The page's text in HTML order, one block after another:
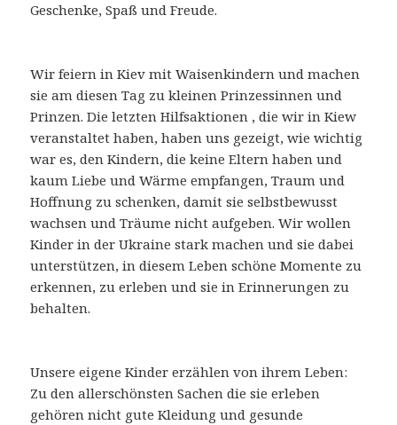
Geschenke, Spaß und Freude.
Wir feiern in Kiev mit Waisenkindern und machen
sie am diesen Tag zu kleinen Prinzessinnen und
Prinzen. Die letzten Hilfsaktionen , die wir in Kiew
veranstaltet haben, haben uns gezeigt, wie wichtig
war es, den Kindern, die keine Eltern haben und
kaum Liebe und Wärme empfangen, Traum und
Hoffnung zu schenken, damit sie selbstbewusst
wachsen und Träume nicht aufgeben. Wir wollen
Kinder in der Ukraine stark machen und sie dabei
unterstützen, in diesem Leben schöne Momente zu
erkennen, zu erleben und sie in Erinnerungen zu
behalten.
Unsere eigene Kinder erzählen von ihrem Leben:
Zu den allerschönsten Sachen die sie erleben
gehören nicht gute Kleidung und gesunde